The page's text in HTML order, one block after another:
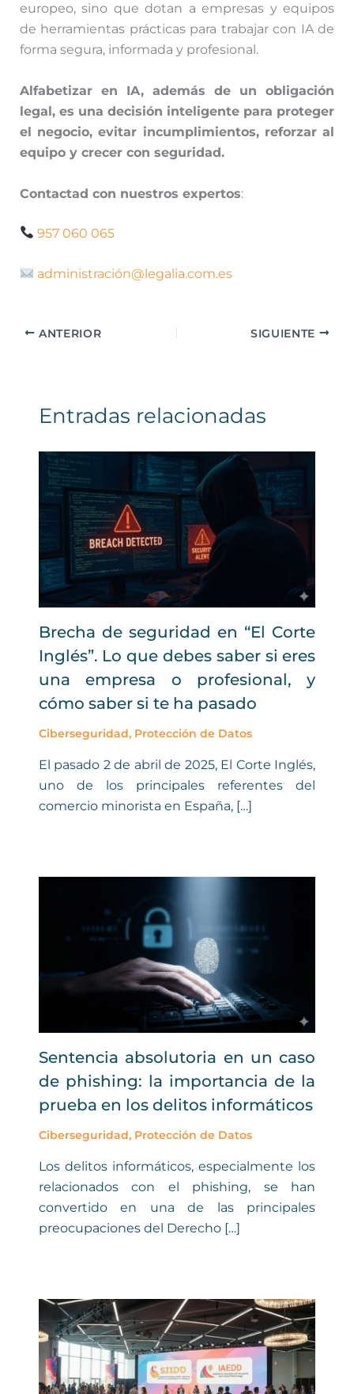
europeo, sino que dotan a empresas y equipos
de herramientas prácticas para trabajar con IA de
forma segura, informada y profesional.
Alfabetizar en IA, además de un obligación
legal, es una decisión inteligente para proteger
el negocio, evitar incumplimientos, reforzar al
equipo y crecer con seguridad.
Contactad con nuestros expertos:
957 060 065
administración@legalia.com.es
ANTERIOR SIGUIENTE
Entradas relacionadas
Brecha de seguridad en “El Corte
Inglés”. Lo que debes saber si eres
una empresa o profesional, y
cómo saber si te ha pasado
Ciberseguridad, Protección de Datos
El pasado 2 de abril de 2025, El Corte Inglés,
uno de los principales referentes del
comercio minorista en España, […]
Sentencia absolutoria en un caso
de phishing: la importancia de la
prueba en los delitos informáticos
Ciberseguridad, Protección de Datos
Los delitos informáticos, especialmente los
relacionados con el phishing, se han
convertido en una de las principales
preocupaciones del Derecho […]